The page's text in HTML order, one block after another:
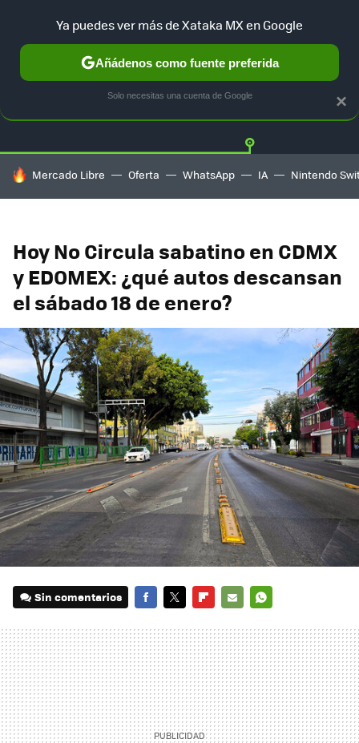
TESLA UBER AUTO ELECTRICO Twitter
HOY SE HABLA DE
Mercado Libre Oferta WhatsApp IA Nintendo
Hoy No Circula sabatino en CDMX
y EDOMEX: ¿qué autos descansan
el sábado 18 de enero?
Sin comentarios
MAIL
×
Ya puedes ver más de Xataka MX en Google
Añádenos como fuente preferida
Solo necesitas una cuenta de Google